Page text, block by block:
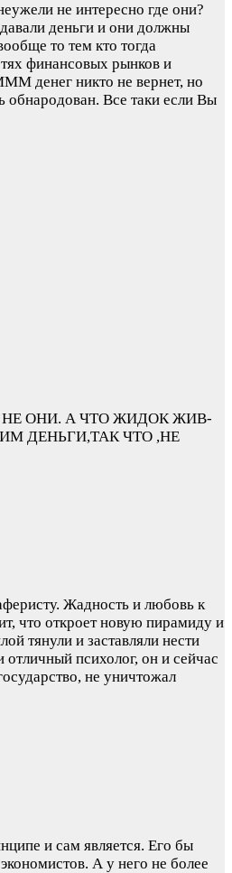
не интересно где они?
деньги и они должны
то тем кто тогда
финансовых рынков и
денег никто не вернет, но
Все таки если Вы
ОНИ. А ЧТО ЖИДОК ЖИВ-
ДЕНЬГИ,ТАК ЧТО ,НЕ
Жадность и любовь к
что откроет новую пирамиду и
тянули и заставляли нести
психолог, он и сейчас
не уничтожал
и сам является. Его бы
А у него не более